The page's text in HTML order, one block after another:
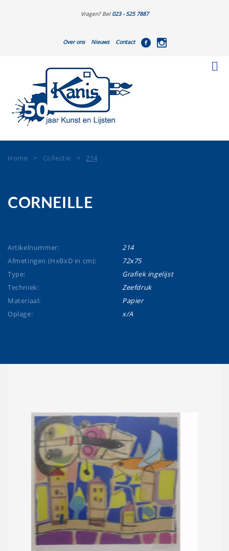
Vragen? Bel 023 - 525 7887
Over ons Nieuws Contact
Home > Collectie >214
CORNEILLE
Artikelnummer:
214
Afmetingen (HxBxD in cm):
72x75
Type:
Grafiek ingelijst
Techniek:
Zeefdruk
Materiaal:
Papier
Oplage:
x/A